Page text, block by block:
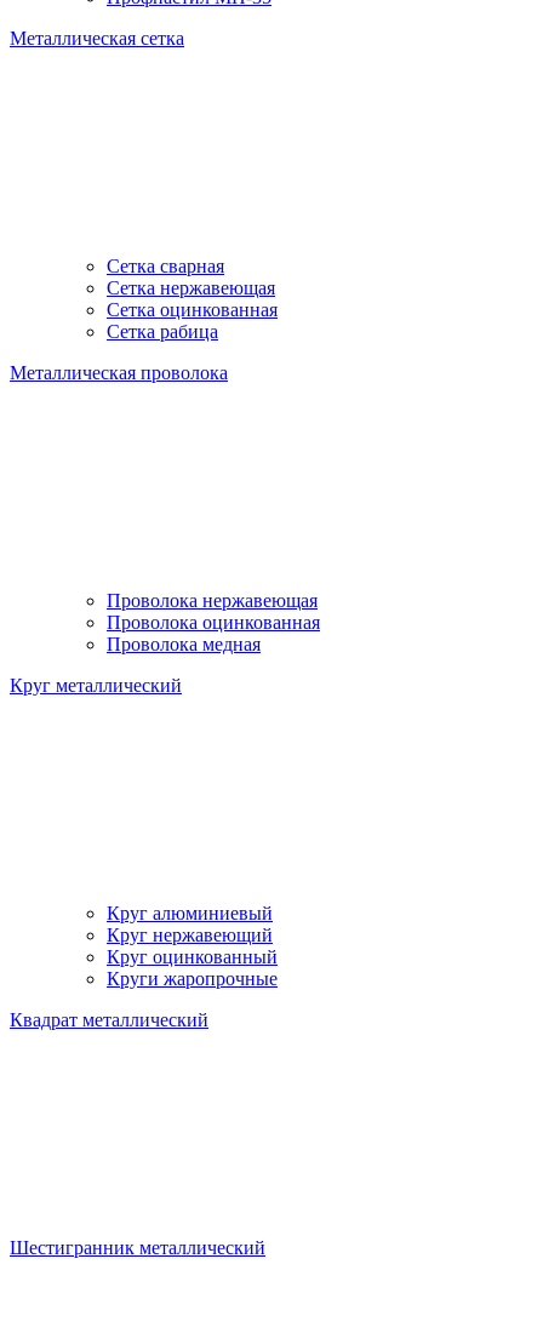
Металлическая сетка
Сетка сварная
Сетка нержавеющая
Сетка оцинкованная
Сетка рабица
Металлическая проволока
Проволока нержавеющая
Проволока оцинкованная
Проволока медная
Круг металлический
Круг алюминиевый
Круг нержавеющий
Круг оцинкованный
Круги жаропрочные
Квадрат металлический
Шестигранник металлический